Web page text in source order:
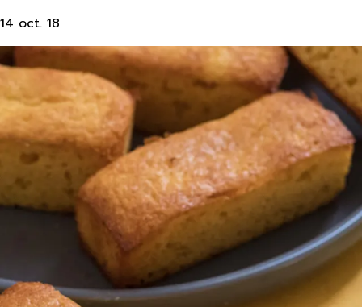
14 oct. 18